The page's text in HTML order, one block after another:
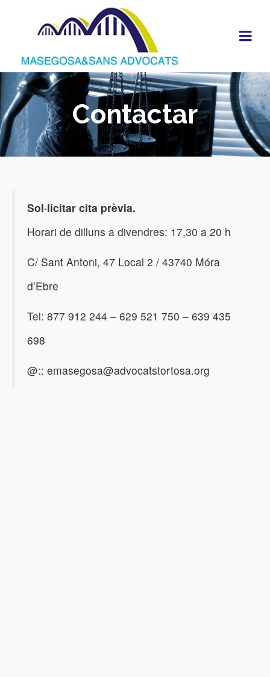
Contactar
Sol·licitar cita prèvia.
Horari de dilluns a divendres: 17,30 a 20 h
C/ Sant Antoni, 47 Local 2 / 43740 Móra
d’Ebre
Tel: 877 912 244 – 629 521 750 – 639 435
698
@:: emasegosa@advocatstortosa.org